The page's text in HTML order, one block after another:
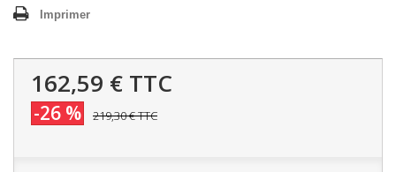
Imprimer
162,59 € TTC
-26 % 219,30 €TTC